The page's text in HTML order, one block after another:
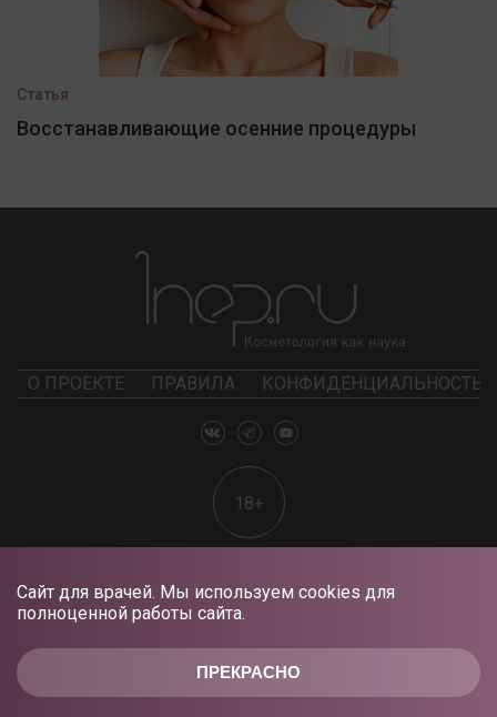
ПРЕКРАСНО
Сайт для врачей. Мы используем cookies для
полноценной работы сайта.
Статья
Восстанавливающие осенние процедуры
О ПРОЕКТЕ ПРАВИЛА КОНФИДЕНЦИАЛЬНОСТЬ
18+